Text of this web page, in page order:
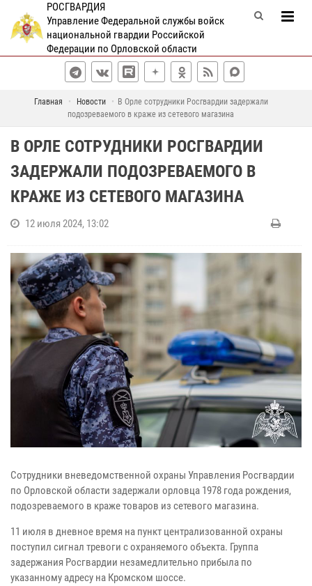
РОСГВАРДИЯ
Управление Федеральной службы войск
национальной гвардии Российской
Федерации по Орловской области
Главная Новости
В Орле сотрудники Росгвардии задержали
подозреваемого в краже из сетевого магазина
В ОРЛЕ СОТРУДНИКИ РОСГВАРДИИ
ЗАДЕРЖАЛИ ПОДОЗРЕВАЕМОГО В
КРАЖЕ ИЗ СЕТЕВОГО МАГАЗИНА
12 июля 2024, 13:02
Сотрудники вневедомственной охраны Управления Росгвардии
по Орловской области задержали орловца 1978 года рождения,
подозреваемого в краже товаров из сетевого магазина.
11 июля в дневное время на пункт централизованной охраны
поступил сигнал тревоги с охраняемого объекта. Группа
задержания Росгвардии незамедлительно прибыла по
указанному адресу на Кромском шоссе.